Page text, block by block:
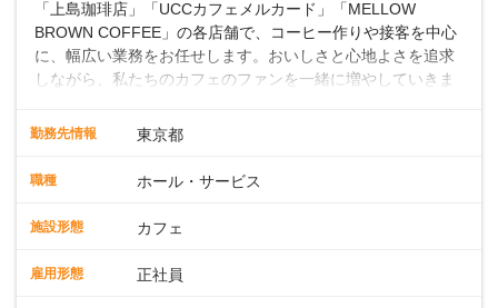
万円＋賞与(年3回)・店長職：年収410万円／
「上島珈琲店」「UCCカフェメルカード」「MELLOW
BROWN COFFEE」の各店舗で、コーヒー作りや接客を中心
に、幅広い業務をお任せします。おいしさと心地よさを追求
しながら、私たちのカフェのファンを一緒に増やしていきま
クの作成お客様のご案内、レジ対応軽食メニューの調理店内
ート体制充実コーヒーの知識から接客マナーまで、先輩スタ
年齢層が活躍しており、チームワークも抜群です。基本マニ
業務に馴染める環境です。「カフェの接客は初めて」という
勤務先情報 東京都
職種 ホール・サービス
施設形態 カフェ
雇用形態 正社員